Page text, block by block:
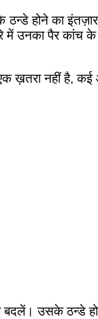
ठन्डे होने का
उनका पैर कांच के
ख़तरा नहीं है,
बदलें। उसके ठन्डे